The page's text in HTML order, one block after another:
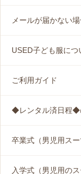
メールが届かない
USED子ども服につ
ご利用ガイド
◆レンタル済日程◆
卒業式（男児用ス
入学式（男児用の